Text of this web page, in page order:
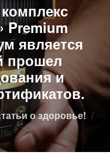
является
прошел
и
о здоровье!